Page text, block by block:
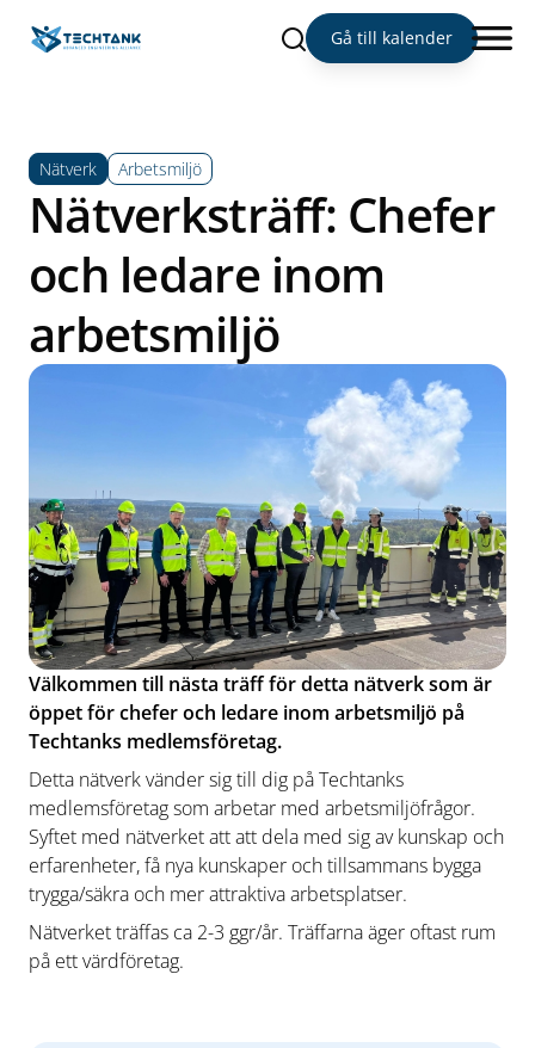
Sök Gå till kalender
Nätverk Arbetsmiljö
Nätverksträff: Chefer
och ledare inom
arbetsmiljö
Välkommen till nästa träff för detta nätverk som är
öppet för chefer och ledare inom arbetsmiljö på
Techtanks medlemsföretag.
Detta nätverk vänder sig till dig på Techtanks
medlemsföretag som arbetar med arbetsmiljöfrågor.
Syftet med nätverket att att dela med sig av kunskap och
erfarenheter, få nya kunskaper och tillsammans bygga
trygga/säkra och mer attraktiva arbetsplatser.
Nätverket träffas ca 2-3 ggr/år. Träffarna äger oftast rum
på ett värdföretag.